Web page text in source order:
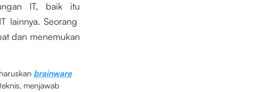
IT, baik itu
lainnya. Seorang
dan menemukan
brainware
menjawab